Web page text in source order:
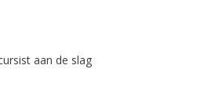
aan de slag